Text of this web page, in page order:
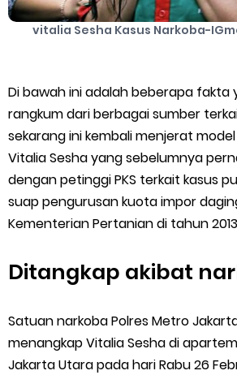
Server Gojek Terbaru dan IP Server
vitalia Sesha Kasus Narkoba-
Di bawah ini adalah beberapa fakta
rangkum dari berbagai sumber
sekarang ini kembali menjerat
Vitalia Sesha yang sebelumnya
dengan petinggi PKS terkait kasus
suap pengurusan kuota impor
Kementerian Pertanian di tahun
Ditangkap akibat
Satuan narkoba Polres Metro
menangkap Vitalia Sesha di
Jakarta Utara pada hari Rabu 26